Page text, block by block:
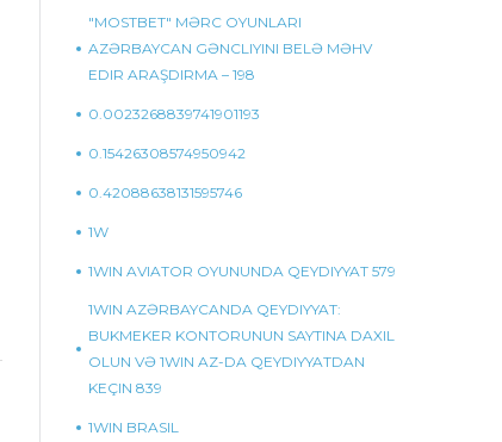
"MOSTBET" MƏRC OYUNLARI
AZƏRBAYCAN GƏNCLIYINI BELƏ MƏHV
EDIR ARAŞDIRMA – 198
0.0023268839741901193
0.15426308574950942
0.42088638131595746
1W
1WIN AVIATOR OYUNUNDA QEYDIYYAT 579
1WIN AZƏRBAYCANDA QEYDIYYAT:
BUKMEKER KONTORUNUN SAYTINA DAXIL
OLUN VƏ 1WIN AZ-DA QEYDIYYATDAN
KEÇIN 839
1WIN BRASIL